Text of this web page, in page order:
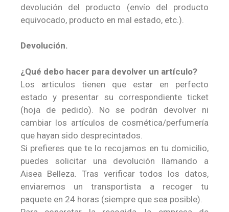
devolución del producto (envío del producto
equivocado, producto en mal estado, etc.).
Devolución.
¿Qué debo hacer para devolver un artículo?
Los articulos tienen que estar en perfecto
estado y presentar su correspondiente ticket
(hoja de pedido). No se podrán devolver ni
cambiar los artículos de cosmética/perfumería
que hayan sido desprecintados.
Si prefieres que te lo recojamos en tu domicilio,
puedes solicitar una devolución llamando a
Aisea Belleza. Tras verificar todos los datos,
enviaremos un transportista a recoger tu
paquete en 24 horas (siempre que sea posible).